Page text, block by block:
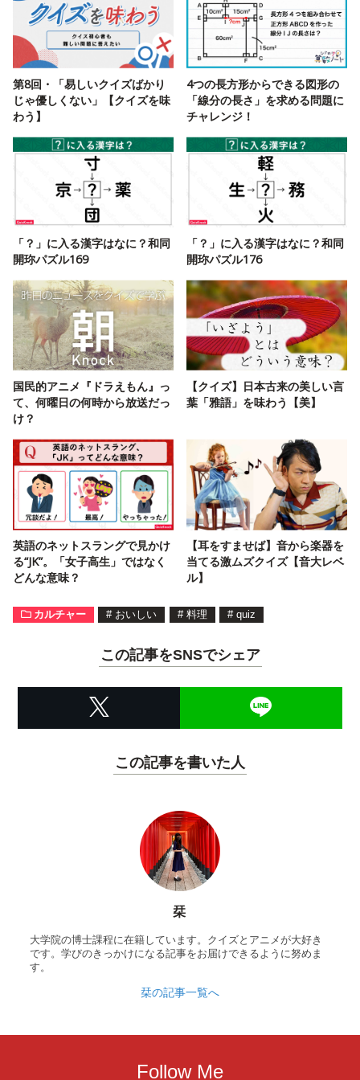
第8回・「易しいクイズばかり
じゃ優しくない」【クイズを味
わう】
4つの長方形からできる図形の
「線分の長さ」を求める問題に
チャレンジ！
「？」に入る漢字はなに？和同
開珎パズル169
「？」に入る漢字はなに？和同
開珎パズル176
国民的アニメ『ドラえもん』っ
て、何曜日の何時から放送だっ
け？
【クイズ】日本古来の美しい言
葉「雅語」を味わう【美】
英語のネットスラングで見かけ
る“JK”。「女子高生」ではなく
どんな意味？
【耳をすませば】音から楽器を
当てる激ムズクイズ【音大レベ
ル】
カルチャー # おいしい # 料理 # quiz
この記事をSNSでシェア
この記事を書いた人
栞
大学院の博士課程に在籍しています。クイズとアニメが大好き
です。学びのきっかけになる記事をお届けできるように努めま
す。
栞の記事一覧へ
Follow Me